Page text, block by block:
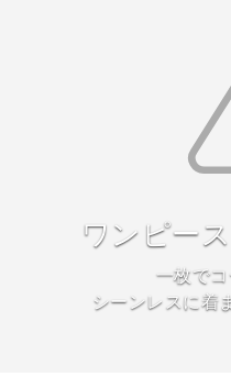
ワンピー
一枚でコ
シーンレスに着